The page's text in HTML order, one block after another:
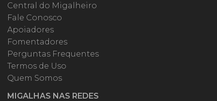
Central do Migalheiro
Fale Conosco
Apoiadores
Fomentadores
Perguntas Frequentes
Termos de Uso
Quem Somos
MIGALHAS NAS REDES